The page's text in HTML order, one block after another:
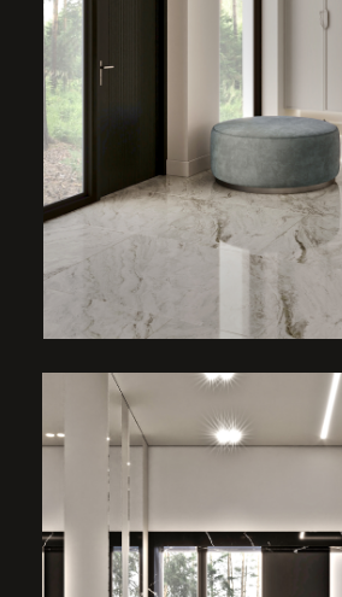
Стены отделаны декоративной рифленой
штукатуркой по одной стене и тканевыми
обоями по другой.
Лестница со ступенями из кварцевого
агломерата в черном контрастном оттенке,
плавно перетекающая в дизайн коридора
второго этажа. Там нас встречает гипсовое
панно обрамленное графитовыми зеркалами,
современная скульптура на пьедестале
периметру коридора - плинтус
из керамогранита в тон ступеням.
ЗОНА ЛЕСТНИЦЫ